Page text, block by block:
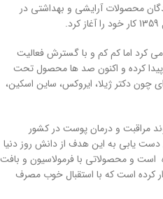
محصولات آرایشی و بهداشتی در
می کرد اما کم کم و با گسترش فعالیت
کرده و اکنون صد ها محصول تحت
چون دکتر ژیلا، ایروکس، ساین اسکین،
مراقبت و درمان پوست در کشور
دست یابی به این هدف از دانش روز دنیا
و محصولاتی با فرمولاسیون و بافت
کرده است که با استقبال خوب مصرف